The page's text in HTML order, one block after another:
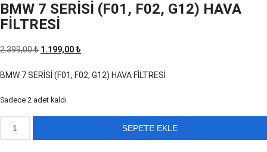
BMW 7 SERİSİ (F01, F02, G12) HAVA
FİLTRESİ
2.399,00₺ Orijinal
2.399,00 ₺.
1.199,00 ₺
fiyat:
BMW 7 SERİSİ (F01, F02, G12) HAVA FİLTRESİ
Sadece 2 adet kaldı
BMW
7
SEPETE EKLE